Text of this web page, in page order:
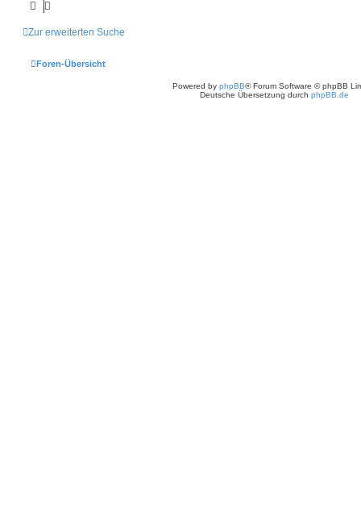
Zur erweiterten Suche
Foren-Übersicht
Powered by phpBB® Forum Software © phpBB
Deutsche Übersetzung durch phpBB.de